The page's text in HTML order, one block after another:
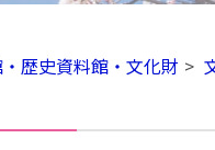
歴史資料館・文化財